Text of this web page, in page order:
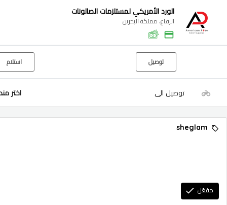
الورد الأمريكي لمستلزمات الصالونات
الرفاع، مملكة البحرين
توصيل استلام
توصيل الى اختر
sheglam
مفعّل